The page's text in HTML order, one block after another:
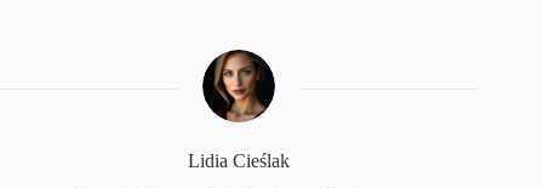
Lidia Cieślak